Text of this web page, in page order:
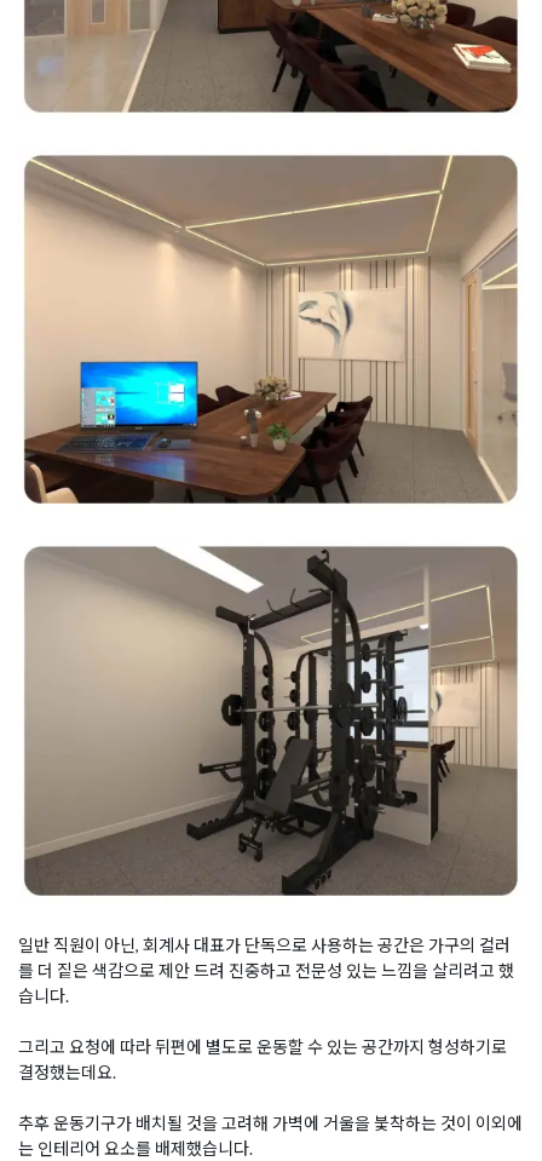
일반 직원이 아닌, 회계사 대표가 단독으로 사용하는 공간은 가구의 컬러
를 더 짙은 색감으로 제안 드려 진중하고 전문성 있는 느낌을 살리려고 했
습니다.
그리고 요청에 따라 뒤편에 별도로 운동할 수 있는 공간까지 형성하기로
결정했는데요.
추후 운동기구가 배치될 것을 고려해 가벽에 거울을 붗착하는 것이 이외에
는 인테리어 요소를 배제했습니다.